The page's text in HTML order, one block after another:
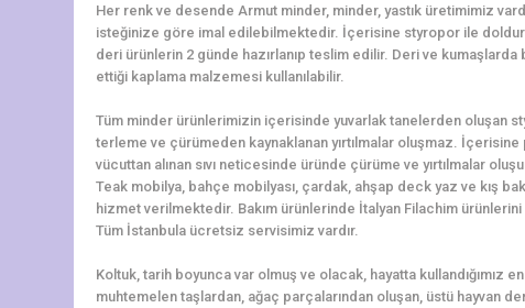
Her renk ve desende Armut minder, minder, yastık üretimimiz
isteğinize göre imal edilebilmektedir. İçerisine styropor ile
deri ürünlerin 2 günde hazırlanıp teslim edilir. Deri ve
ettiği kaplama malzemesi kullanılabilir.
Tüm minder ürünlerimizin içerisinde yuvarlak tanelerden oluşan
terleme ve çürümeden kaynaklanan yırtılmalar oluşmaz.
vücuttan alınan sıvı neticesinde üründe çürüme ve yırtılmalar
Teak mobilya, bahçe mobilyası, çardak, ahşap deck yaz ve kış
hizmet verilmektedir. Bakım ürünlerinde İtalyan Filachim
Tüm İstanbula ücretsiz servisimiz vardır.
Koltuk, tarih boyunca var olmuş ve olacak, hayatta kullandığımız
muhtemelen taşlardan, ağaç parçalarından oluşan, üstü hayvan